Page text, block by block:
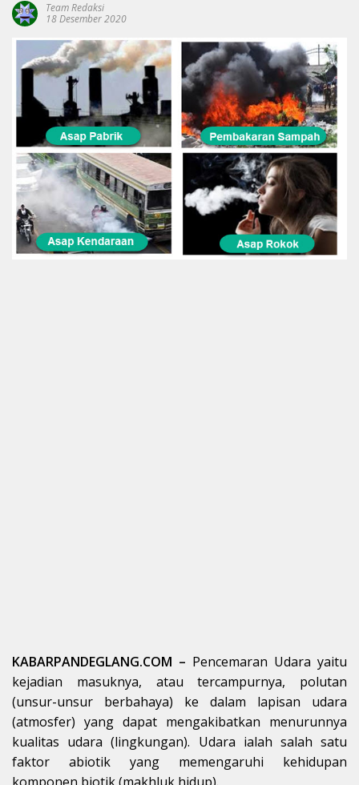
Team Redaksi
18 Desember 2020
KABARPANDEGLANG.COM – Pencemaran Udara yaitu
kejadian masuknya, atau tercampurnya, polutan
(unsur-unsur berbahaya) ke dalam lapisan udara
(atmosfer) yang dapat mengakibatkan menurunnya
kualitas udara (lingkungan). Udara ialah salah satu
faktor abiotik yang memengaruhi kehidupan